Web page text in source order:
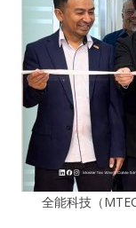
全能科技（